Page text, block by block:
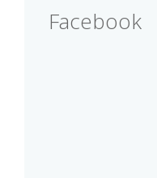
Facebook